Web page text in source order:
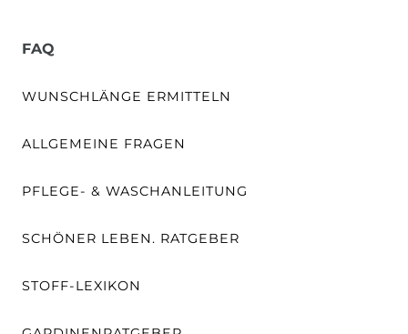
FAQ
WUNSCHLÄNGE ERMITTELN
ALLGEMEINE FRAGEN
PFLEGE- & WASCHANLEITUNG
SCHÖNER LEBEN. RATGEBER
STOFF-LEXIKON